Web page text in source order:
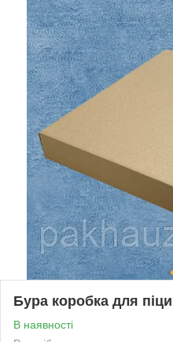
Бура коробка для
В наявності